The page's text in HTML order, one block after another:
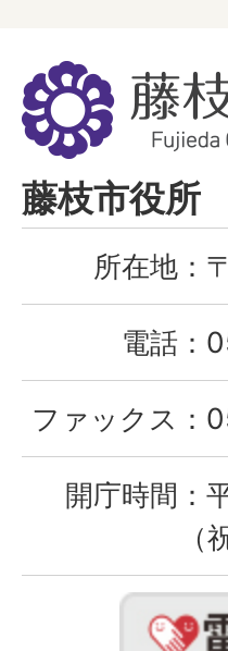
藤
枝
市
Fujieda
City
藤枝市役所
所在地：
電話：
ファックス：
開庁時間：